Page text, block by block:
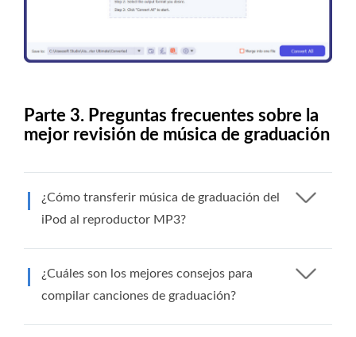
Parte 3. Preguntas frecuentes sobre la
mejor revisión de música de graduación
¿Cómo transferir música de graduación del
iPod al reproductor MP3?
¿Cuáles son los mejores consejos para
compilar canciones de graduación?